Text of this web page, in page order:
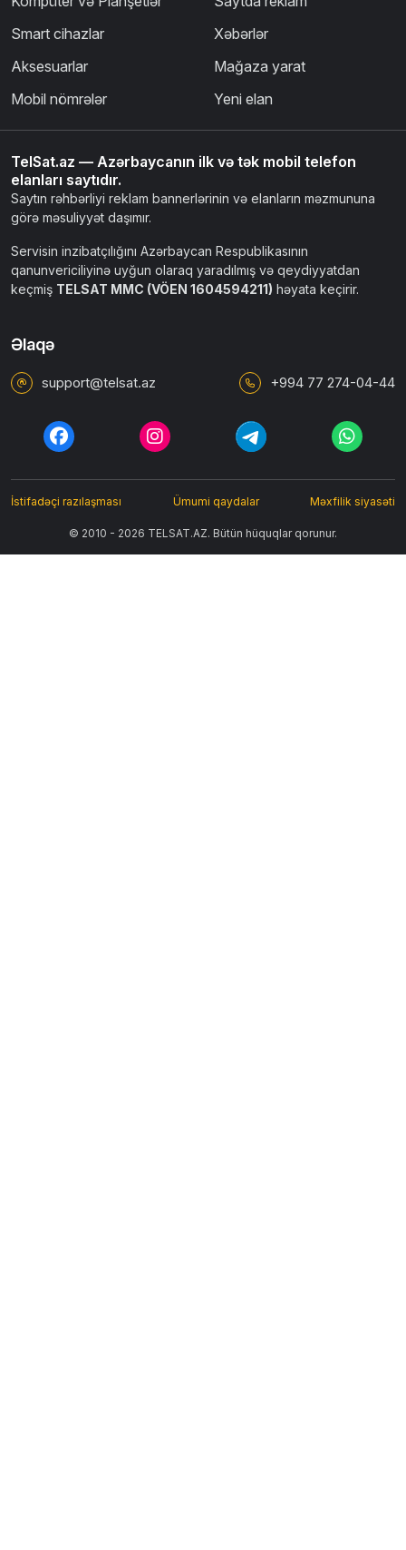
Smart cihazlar
Aksesuarlar
Mobil nömrələr
Xəbərlər
Mağaza yarat
Yeni elan
TelSat.az — Azərbaycanın ilk və tək mobil telefon
elanları saytıdır.
Saytın rəhbərliyi reklam bannerlərinin və elanların məzmununa
görə məsuliyyət daşımır.
Servisin inzibatçılığını Azərbaycan Respublikasının
qanunvericiliyinə uyğun olaraq yaradılmış və qeydiyyatdan
keçmiş TELSAT MMC (VÖEN 1604594211) həyata keçirir.
Əlaqə
support@telsat.az +994 77 274-04-44
© 2010 - 2026 TELSAT.AZ. Bütün hüquqlar qorunur.
İstifadəçi razılaşması Ümumi qaydalar Məxfilik siyasəti